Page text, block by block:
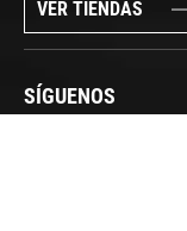
VER TIENDAS
SÍGUENOS